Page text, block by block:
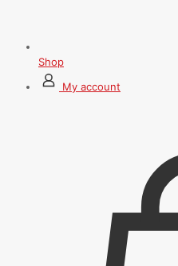
Shop
My account